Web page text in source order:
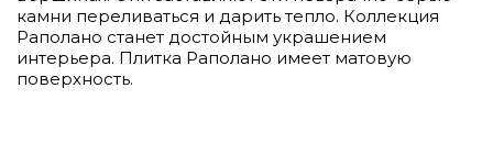
камни переливаться и дарить тепло. Коллекция
Раполано станет достойным украшением
интерьера. Плитка Раполано имеет матовую
поверхность.